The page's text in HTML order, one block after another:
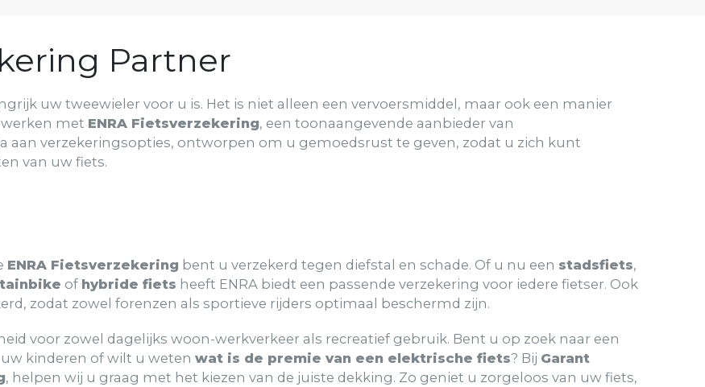
Partner
uw tweewieler voor u is. Het is niet alleen een vervoersmiddel, maar ook een manier
met ENRA Fietsverzekering, een toonaangevende aanbieder van
aan verzekeringsopties, ontworpen om u gemoedsrust te geven, zodat u zich kunt
van uw fiets.
ENRA Fietsverzekering bent u verzekerd tegen diefstal en schade. Of u nu een stadsfiets,
of hybride fiets heeft ENRA biedt een passende verzekering voor iedere fietser. Ook
zodat zowel forenzen als sportieve rijders optimaal beschermd zijn.
voor zowel dagelijks woon-werkverkeer als recreatief gebruik. Bent u op zoek naar een
kinderen of wilt u weten wat is de premie van een elektrische fiets? Bij Garant
, helpen wij u graag met het kiezen van de juiste dekking. Zo geniet u zorgeloos van uw fiets,